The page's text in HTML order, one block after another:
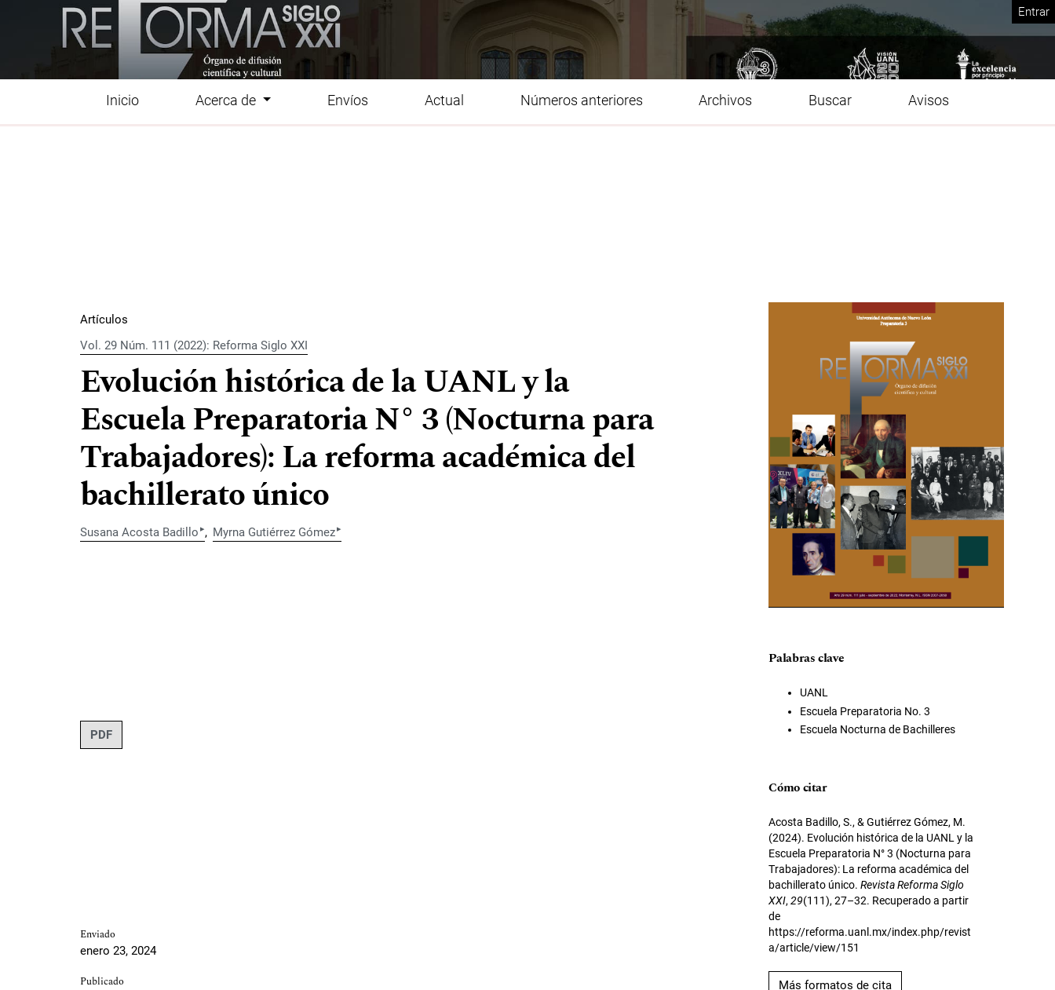
Ir al menú de navegación principal
Ir al contenido principal
Ir al pie de página del sitio Entrar
Menú principal
Inicio Acerca de Envíos Actual Números anteriores Archivos Buscar Avisos
Artículos
Vol. 29 Núm. 111 (2022): Reforma Siglo XXI
Evolución histórica de la UANL y la
Escuela Preparatoria N° 3 (Nocturna para
Trabajadores): La reforma académica del
bachillerato único
Susana Acosta Badillo ▸ Myrna Gutiérrez Gómez▸
PDF
Enviado
enero 23, 2024
Publicado
Imagen de portada
Palabras clave
UANL
Escuela Preparatoria No. 3
Escuela Nocturna de Bachilleres
Cómo citar
Acosta Badillo, S., & Gutiérrez Gómez, M.
(2024). Evolución histórica de la UANL y la
Escuela Preparatoria N° 3 (Nocturna para
Trabajadores): La reforma académica del
bachillerato único.Revista Reforma Siglo
XXI,29(111), 27–32. Recuperado a partir
de
https://reforma.uanl.mx/index.php/revist
a/article/view/151
Más formatos de cita